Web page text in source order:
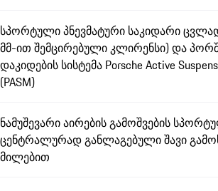
სპორტული პნევმატური საკიდარი
მმ-ით შემცირებული კლირენსი) და
დაკიდების სისტემა Porsche Active
(PASM)
ნამუშევარი აირების გამოშვების
ცენტრალურად განლაგებული შავი
მილებით